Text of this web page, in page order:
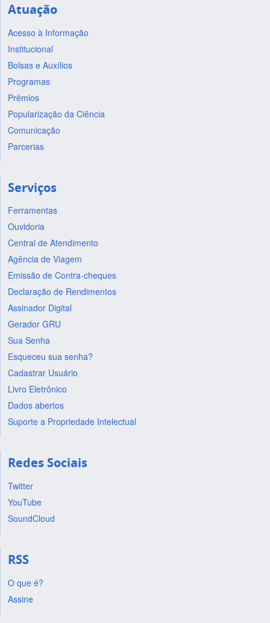
Atuação
Acesso à Informação
Institucional
Bolsas e Auxílios
Programas
Prêmios
Popularização da Ciência
Comunicação
Parcerias
Serviços
Ferramentas
Ouvidoria
Central de Atendimento
Agência de Viagem
Emissão de Contra-cheques
Declaração de Rendimentos
Assinador Digital
Gerador GRU
Sua Senha
Esqueceu sua senha?
Cadastrar Usuário
Livro Eletrônico
Dados abertos
Suporte a Propriedade Intelectual
Redes Sociais
Twitter
YouTube
SoundCloud
RSS
O que é?
Assine